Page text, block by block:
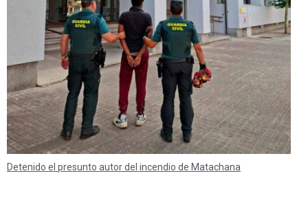
Detenido el presunto autor del incendio de Matachana